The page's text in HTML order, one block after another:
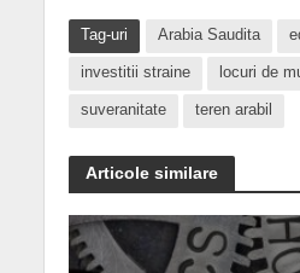
Tag-uri Arabia Saudita
investitii straine locuri de
suveranitate teren arabil
Articole similare